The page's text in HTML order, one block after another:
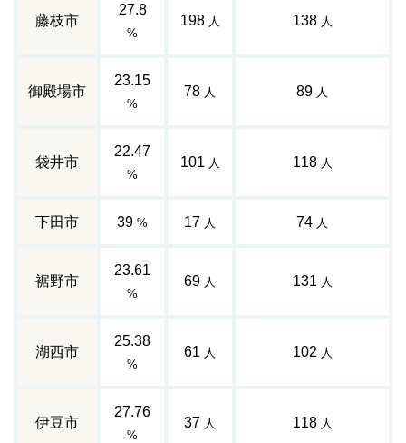
藤枝市
27.8
%
198 人 138 人
御殿場市
23.15
%
78 人 89 人
袋井市
22.47
%
101 人 118 人
下田市 39 % 17 人 74 人
裾野市
23.61
%
69 人 131 人
湖西市
25.38
%
61 人 102 人
伊豆市
27.76
%
37 人 118 人